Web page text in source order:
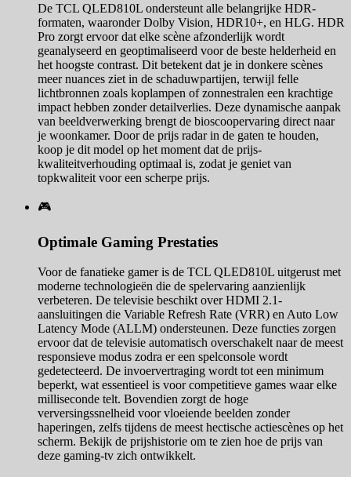
De TCL QLED810L ondersteunt alle belangrijke HDR-
formaten, waaronder Dolby Vision, HDR10+, en HLG. HDR
Pro zorgt ervoor dat elke scène afzonderlijk wordt
geanalyseerd en geoptimaliseerd voor de beste helderheid en
het hoogste contrast. Dit betekent dat je in donkere scènes
meer nuances ziet in de schaduwpartijen, terwijl felle
lichtbronnen zoals koplampen of zonnestralen een krachtige
impact hebben zonder detailverlies. Deze dynamische aanpak
van beeldverwerking brengt de bioscoopervaring direct naar
je woonkamer. Door de prijs radar in de gaten te houden,
koop je dit model op het moment dat de prijs-
kwaliteitverhouding optimaal is, zodat je geniet van
topkwaliteit voor een scherpe prijs.
🎮
Optimale Gaming Prestaties
Voor de fanatieke gamer is de TCL QLED810L uitgerust met
moderne technologieën die de spelervaring aanzienlijk
verbeteren. De televisie beschikt over HDMI 2.1-
aansluitingen die Variable Refresh Rate (VRR) en Auto Low
Latency Mode (ALLM) ondersteunen. Deze functies zorgen
ervoor dat de televisie automatisch overschakelt naar de meest
responsieve modus zodra er een spelconsole wordt
gedetecteerd. De invoervertraging wordt tot een minimum
beperkt, wat essentieel is voor competitieve games waar elke
milliseconde telt. Bovendien zorgt de hoge
verversingssnelheid voor vloeiende beelden zonder
haperingen, zelfs tijdens de meest hectische actiescènes op het
scherm. Bekijk de prijshistorie om te zien hoe de prijs van
deze gaming-tv zich ontwikkelt.